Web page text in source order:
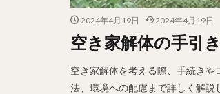
2024年4月19日 2024年4月19日
空き家解体の手引
空き家解体を考える際、手続き
法、環境への配慮まで詳しく解